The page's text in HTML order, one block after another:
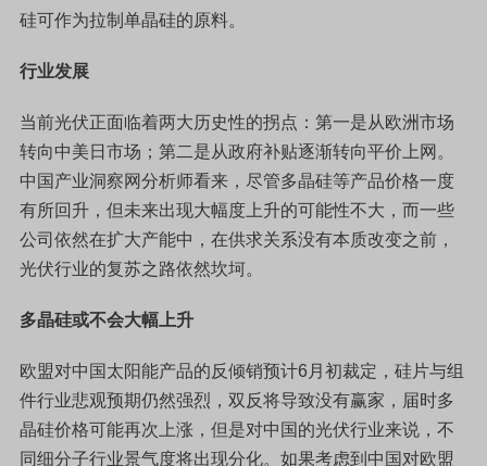
硅可作为拉制单晶硅的原料。
行业发展
当前光伏正面临着两大历史性的拐点：第一是从欧洲市场
转向中美日市场；第二是从政府补贴逐渐转向平价上网。
中国产业洞察网分析师看来，尽管多晶硅等产品价格一度
有所回升，但未来出现大幅度上升的可能性不大，而一些
公司依然在扩大产能中，在供求关系没有本质改变之前，
光伏行业的复苏之路依然坎坷。
多晶硅或不会大幅上升
欧盟对中国太阳能产品的反倾销预计6月初裁定，硅片与组
件行业悲观预期仍然强烈，双反将导致没有赢家，届时多
晶硅价格可能再次上涨，但是对中国的光伏行业来说，不
同细分子行业景气度将出现分化。如果考虑到中国对欧盟